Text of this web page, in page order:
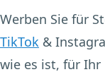
Werben Sie für
TikTok &
wie es ist, für Ihr